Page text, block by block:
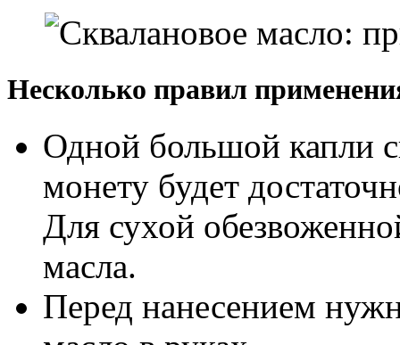
Несколько правил
Одной большой капли
монету будет
Для сухой
масла.
Перед нанесением